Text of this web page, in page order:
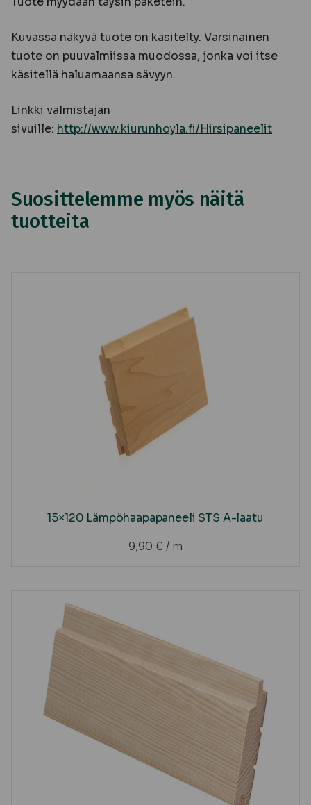
Kuvassa näkyvä tuote on käsitelty. Varsinainen
tuote on puuvalmiissa muodossa, jonka voi itse
käsitellä haluamaansa sävyyn.
Linkki valmistajan
sivuille: http://www.kiurunhoyla.fi/Hirsipaneelit
Suosittelemme myös näitä
tuotteita
15×120 Lämpöhaapapaneeli STS A-laatu
9,90 € / m